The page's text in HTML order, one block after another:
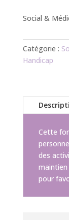
Social &
Catégorie :
Handicap
Cette
des
maintien
pour